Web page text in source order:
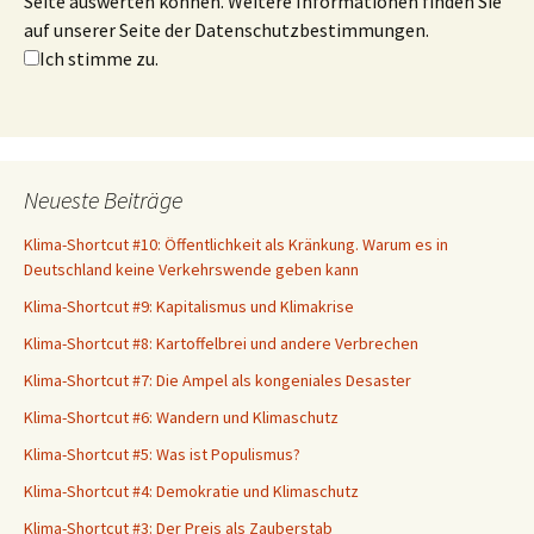
auf unserer Seite der Datenschutzbestimmungen.
Ich stimme zu.
Neueste Beiträge
Klima-Shortcut #10: Öffentlichkeit als Kränkung. Warum es in
Deutschland keine Verkehrswende geben kann
Klima-Shortcut #9: Kapitalismus und Klimakrise
Klima-Shortcut #8: Kartoffelbrei und andere Verbrechen
Klima-Shortcut #7: Die Ampel als kongeniales Desaster
Klima-Shortcut #6: Wandern und Klimaschutz
Klima-Shortcut #5: Was ist Populismus?
Klima-Shortcut #4: Demokratie und Klimaschutz
Klima-Shortcut #3: Der Preis als Zauberstab